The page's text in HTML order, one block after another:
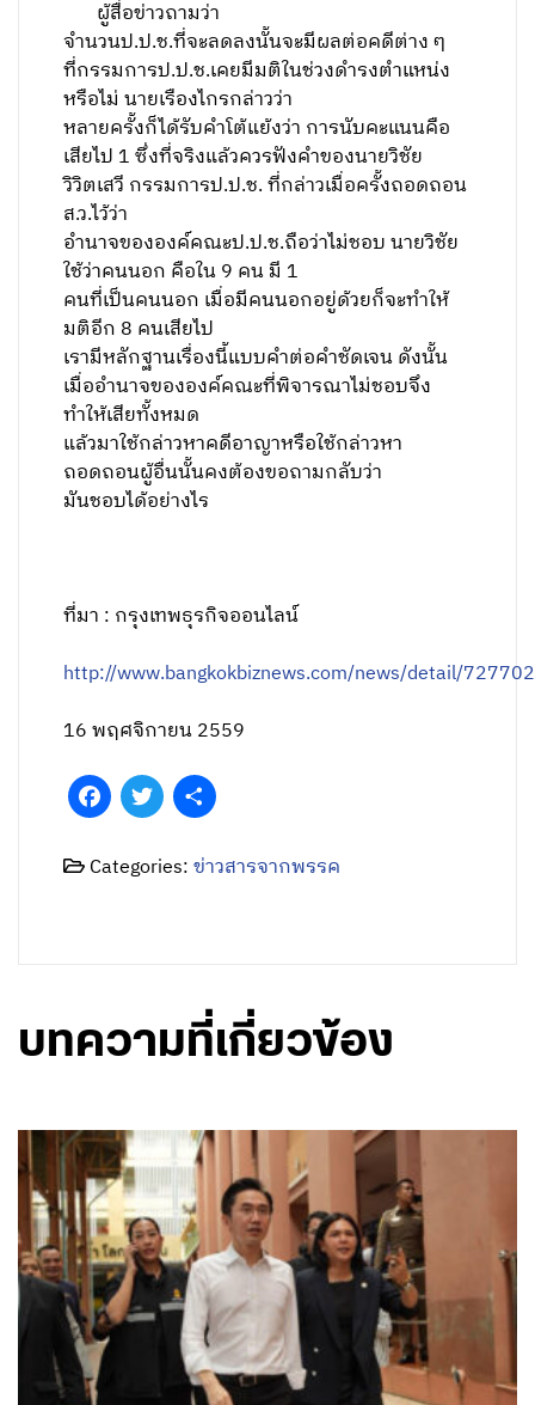
ผู้สื่อข่าวถามว่า
จำนวนป.ป.ช.ที่จะลดลงนั้นจะมีผลต่อคดีต่าง ๆ
ที่กรรมการป.ป.ช.เคยมีมติในช่วงดำรงตำแหน่ง
หรือไม่ นายเรืองไกรกล่าวว่า
หลายครั้งก็ได้รับคำโต้แย้งว่า การนับคะแนนคือ
เสียไป 1 ซึ่งที่จริงแล้วควรฟังคำของนายวิชัย
วิวิตเสวี กรรมการป.ป.ช. ที่กล่าวเมื่อครั้งถอดถอน
ส.ว.ไว้ว่า
อำนาจขององค์คณะป.ป.ช.ถือว่าไม่ชอบ นายวิชัย
ใช้ว่าคนนอก คือใน 9 คน มี 1
คนที่เป็นคนนอก เมื่อมีคนนอกอยู่ด้วยก็จะทำให้
มติอีก 8 คนเสียไป
เรามีหลักฐานเรื่องนี้แบบคำต่อคำชัดเจน ดังนั้น
เมื่ออำนาจขององค์คณะที่พิจารณาไม่ชอบจึง
ทำให้เสียทั้งหมด
แล้วมาใช้กล่าวหาคดีอาญาหรือใช้กล่าวหา
ถอดถอนผู้อื่นนั้นคงต้องขอถามกลับว่า
มันชอบได้อย่างไร
ที่มา : กรุงเทพธุรกิจออนไลน์
http://www.bangkokbiznews.com/news/detail/727702
16 พฤศจิกายน 2559
FacebookTwitter
Categories:ข่าวสารจากพรรค
บทความที่เกี่ยวข้อง